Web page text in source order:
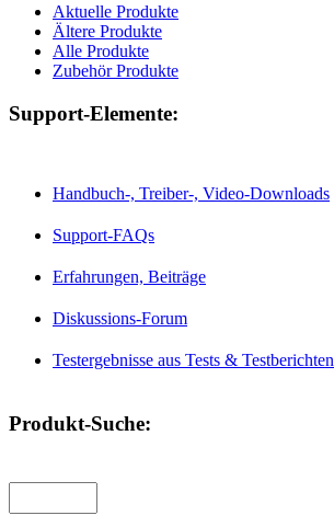
Aktuelle Produkte
Ältere Produkte
Alle Produkte
Zubehör Produkte
Support-Elemente:
Handbuch-, Treiber-, Video-Downloads
Support-FAQs
Erfahrungen, Beiträge
Diskussions-Forum
Testergebnisse aus Tests & Testberichten
Produkt-Suche: